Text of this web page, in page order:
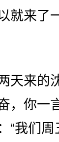
就来了
来的沈
，你一
“我们